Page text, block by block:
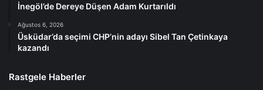
İnegöl’de Dereye Düşen Adam Kurtarıldı
Ağustos 6, 2026
Üsküdar’da seçimi CHP’nin adayı Sibel Tan Çetinkaya
kazandı
Rastgele Haberler